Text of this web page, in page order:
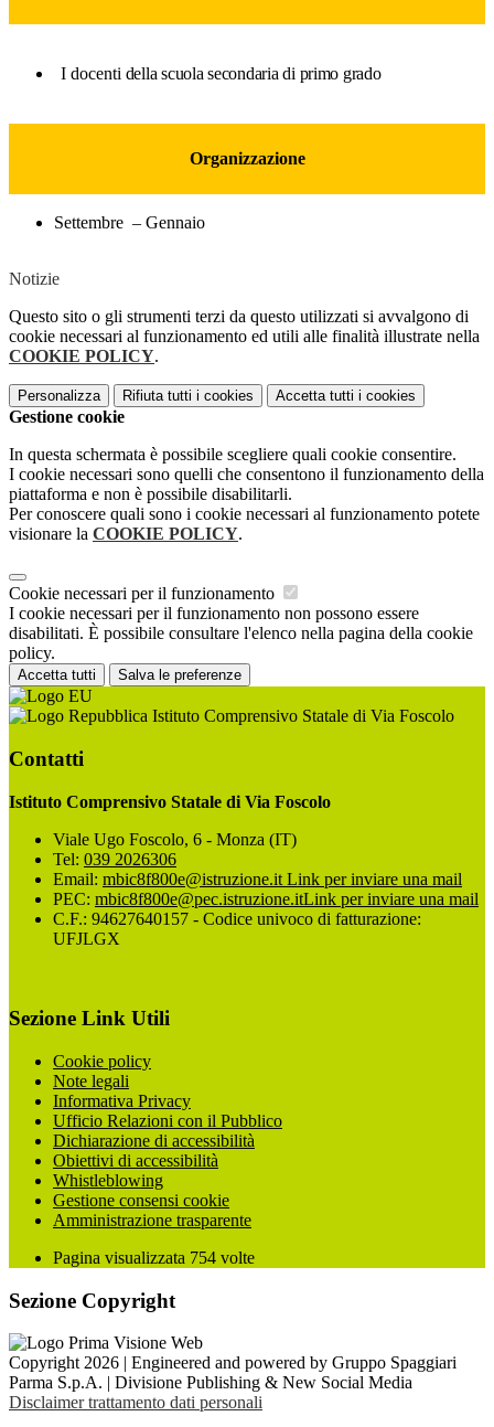
I docenti della scuola secondaria di primo grado
Organizzazione
Settembre – Gennaio
Notizie
Questo sito o gli strumenti terzi da questo utilizzati si avvalgono di
cookie necessari al funzionamento ed utili alle finalità illustrate nella
COOKIE POLICY.
Personalizza Rifiuta tutti i cookies Accetta tutti i cookies
Gestione cookie
In questa schermata è possibile scegliere quali cookie consentire.
I cookie necessari sono quelli che consentono il funzionamento della
piattaforma e non è possibile disabilitarli.
Per conoscere quali sono i cookie necessari al funzionamento potete
visionare la COOKIE POLICY.
Cookie necessari per il funzionamento
I cookie necessari per il funzionamento non possono essere
disabilitati. È possibile consultare l'elenco nella pagina della cookie
policy.
Accetta tutti Salva le preferenze
Istituto Comprensivo Statale di Via Foscolo
Contatti
Istituto Comprensivo Statale di Via Foscolo
Viale Ugo Foscolo, 6 - Monza (IT)
Tel: 039 2026306
Email: mbic8f800e@istruzione.it Link per inviare una mail
PEC: mbic8f800e@pec.istruzione.itLink per inviare una mail
C.F.: 94627640157 - Codice univoco di fatturazione:
UFJLGX
Sezione Link Utili
Cookie policy
Note legali
Informativa Privacy
Ufficio Relazioni con il Pubblico
Dichiarazione di accessibilità
Obiettivi di accessibilità
Whistleblowing
Gestione consensi cookie
Amministrazione trasparente
Pagina visualizzata 754 volte
Sezione Copyright
Copyright 2026 | Engineered and powered by Gruppo Spaggiari
Parma S.p.A. | Divisione Publishing & New Social Media
Disclaimer trattamento dati personali